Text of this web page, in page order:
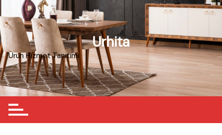
to
content
Urhita
Ürün Hizmet Tanıtımı